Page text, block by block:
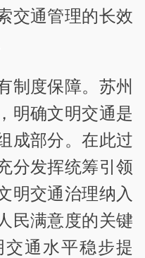
交通管理的长效
制度保障。苏州
明确文明交通是
成部分。在此过
分发挥统筹引领
明交通治理纳入
民满意度的关键
通水平稳步提